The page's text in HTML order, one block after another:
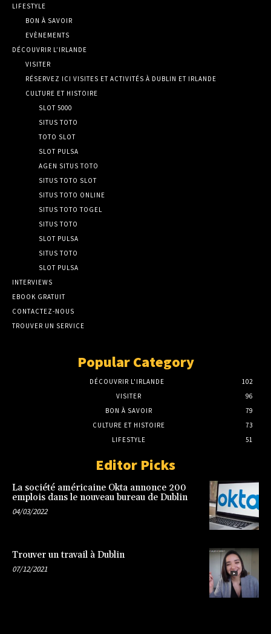
LIFESTYLE
BON À SAVOIR
EVÈNEMENTS
DÉCOUVRIR L’IRLANDE
VISITER
RÉSERVEZ ICI VISITES ET ACTIVITÉS À DUBLIN ET IRLANDE
CULTURE ET HISTOIRE
SLOT 5000
SITUS TOTO
TOTO SLOT
SLOT PULSA
AGEN SITUS TOTO
SITUS TOTO SLOT
SITUS TOTO ONLINE
SITUS TOTO TOGEL
SITUS TOTO
SLOT PULSA
SITUS TOTO
SLOT PULSA
INTERVIEWS
EBOOK GRATUIT
CONTACTEZ-NOUS
TROUVER UN SERVICE
Popular Category
DÉCOUVRIR L'IRLANDE
102
VISITER
96
BON À SAVOIR
79
CULTURE ET HISTOIRE
73
LIFESTYLE
51
Editor Picks
La société américaine Okta annonce 200
emplois dans le nouveau bureau de Dublin
04/03/2022
Trouver un travail à Dublin
07/12/2021